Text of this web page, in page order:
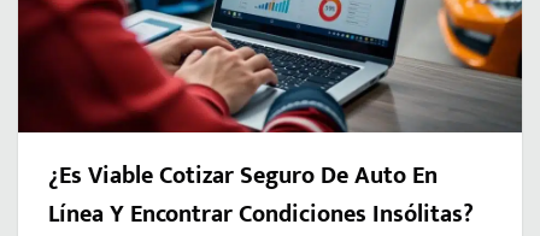
¿Es Viable Cotizar Seguro De Auto En
Línea Y Encontrar Condiciones Insólitas?